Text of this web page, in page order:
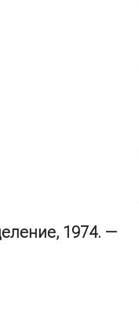
1974. —